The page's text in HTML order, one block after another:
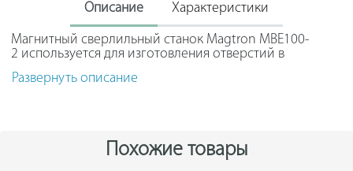
Описание Характеристики
Магнитный сверлильный станок Magtron MBE100-
2 используется для изготовления отверстий в
металлических конструкциях. Модель работает как с
корончатыми, так и со спиральными сверлами
от внешнего механического воздействия. Рукоять
анатомической формы гарантирует удобство
Развернуть описание
Похожие товары